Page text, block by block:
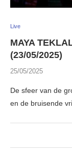
Live
MAYA
(23/05/2025)
25/05/2025
De sfeer van de
en de bruisende